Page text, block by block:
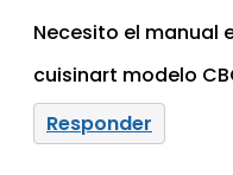
Necesito el manual
cuisinart modelo
Responder